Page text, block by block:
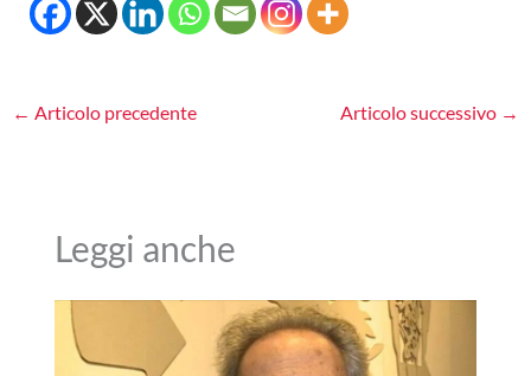
← Articolo precedente Articolo successivo →
Leggi anche